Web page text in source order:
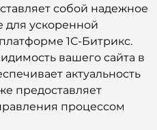
собой надежное
ускоренной
1С-Битрикс.
вашего сайта в
актуальность
предоставляет
процессом